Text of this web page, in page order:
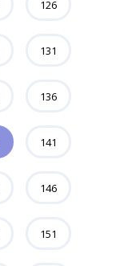
126
131
136
141
146
151